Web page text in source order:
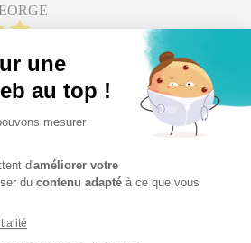
sincèrement toute l'équipe pour les
Titi dont Mme Cécile
qui a été formidable et qui
notre désarroi. Merci.